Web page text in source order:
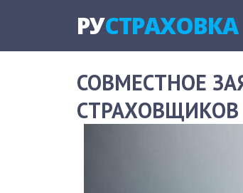
РУСТРАХОВКА
СОВМЕСТНОЕ
СТРАХОВЩИКОВ